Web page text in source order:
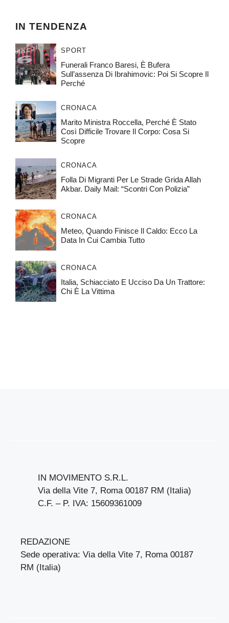
IN TENDENZA
SPORT
Funerali Franco Baresi, È Bufera
Sull’assenza Di Ibrahimovic: Poi Si Scopre Il
Perché
CRONACA
Marito Ministra Roccella, Perché È Stato
Così Difficile Trovare Il Corpo: Cosa Si
Scopre
CRONACA
Folla Di Migranti Per Le Strade Grida Allah
Akbar. Daily Mail: “Scontri Con Polizia”
CRONACA
Meteo, Quando Finisce Il Caldo: Ecco La
Data In Cui Cambia Tutto
CRONACA
Italia, Schiacciato E Ucciso Da Un Trattore:
Chi È La Vittima
IN MOVIMENTO S.R.L.
Via della Vite 7, Roma 00187 RM (Italia)
C.F. – P. IVA: 15609361009
REDAZIONE
Sede operativa: Via della Vite 7, Roma 00187
RM (Italia)